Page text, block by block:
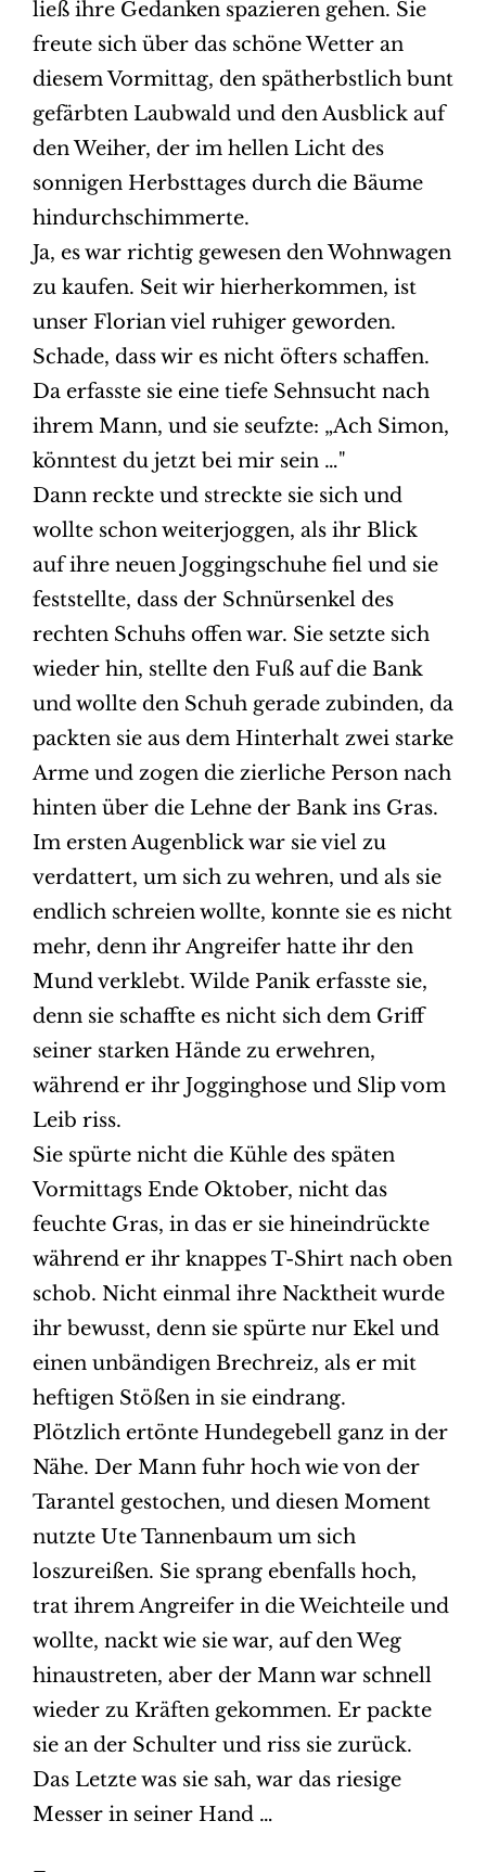
ließ ihre Gedanken spazieren gehen. Sie
freute sich über das schöne Wetter an
diesem Vormittag, den spätherbstlich bunt
gefärbten Laubwald und den Ausblick auf
den Weiher, der im hellen Licht des
sonnigen Herbsttages durch die Bäume
hindurchschimmerte.
Ja, es war richtig gewesen den Wohnwagen
zu kaufen. Seit wir hierherkommen, ist
unser Florian viel ruhiger geworden.
Schade, dass wir es nicht öfters schaffen.
Da erfasste sie eine tiefe Sehnsucht nach
ihrem Mann, und sie seufzte: „Ach Simon,
könntest du jetzt bei mir sein …"
Dann reckte und streckte sie sich und
wollte schon weiterjoggen, als ihr Blick
auf ihre neuen Joggingschuhe fiel und sie
feststellte, dass der Schnürsenkel des
rechten Schuhs offen war. Sie setzte sich
wieder hin, stellte den Fuß auf die Bank
und wollte den Schuh gerade zubinden, da
packten sie aus dem Hinterhalt zwei starke
Arme und zogen die zierliche Person nach
hinten über die Lehne der Bank ins Gras.
Im ersten Augenblick war sie viel zu
verdattert, um sich zu wehren, und als sie
endlich schreien wollte, konnte sie es nicht
mehr, denn ihr Angreifer hatte ihr den
Mund verklebt. Wilde Panik erfasste sie,
denn sie schaffte es nicht sich dem Griff
seiner starken Hände zu erwehren,
während er ihr Jogginghose und Slip vom
Leib riss.
Sie spürte nicht die Kühle des späten
Vormittags Ende Oktober, nicht das
feuchte Gras, in das er sie hineindrückte
während er ihr knappes T-Shirt nach oben
schob. Nicht einmal ihre Nacktheit wurde
ihr bewusst, denn sie spürte nur Ekel und
einen unbändigen Brechreiz, als er mit
heftigen Stößen in sie eindrang.
Plötzlich ertönte Hundegebell ganz in der
Nähe. Der Mann fuhr hoch wie von der
Tarantel gestochen, und diesen Moment
nutzte Ute Tannenbaum um sich
loszureißen. Sie sprang ebenfalls hoch,
trat ihrem Angreifer in die Weichteile und
wollte, nackt wie sie war, auf den Weg
hinaustreten, aber der Mann war schnell
wieder zu Kräften gekommen. Er packte
sie an der Schulter und riss sie zurück.
Das Letzte was sie sah, war das riesige
Messer in seiner Hand …